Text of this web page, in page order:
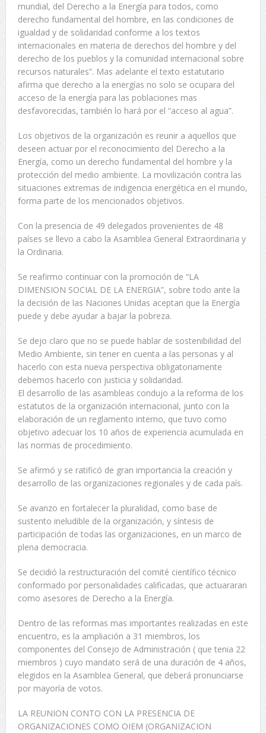
mundial, del Derecho a la Energía para todos, como
derecho fundamental del hombre, en las condiciones de
igualdad y de solidaridad conforme a los textos
internacionales en materia de derechos del hombre y del
derecho de los pueblos y la comunidad internacional sobre
recursos naturales”. Mas adelante el texto estatutario
afirma que derecho a la energías no solo se ocupara del
acceso de la energía para las poblaciones mas
desfavorecidas, también lo hará por el “acceso al agua”.
Los objetivos de la organización es reunir a aquellos que
deseen actuar por el reconocimiento del Derecho a la
Energía, como un derecho fundamental del hombre y la
protección del medio ambiente. La movilización contra las
situaciones extremas de indigencia energética en el mundo,
forma parte de los mencionados objetivos.
Con la presencia de 49 delegados provenientes de 48
países se llevo a cabo la Asamblea General Extraordinaria y
la Ordinaria.
Se reafirmo continuar con la promoción de “LA
DIMENSION SOCIAL DE LA ENERGIA”, sobre todo ante la
la decisión de las Naciones Unidas aceptan que la Energía
puede y debe ayudar a bajar la pobreza.
Se dejo claro que no se puede hablar de sostenibilidad del
Medio Ambiente, sin tener en cuenta a las personas y al
hacerlo con esta nueva perspectiva obligatoriamente
debemos hacerlo con justicia y solidaridad.
El desarrollo de las asambleas condujo a la reforma de los
estatutos de la organización internacional, junto con la
elaboración de un reglamento interno, que tuvo como
objetivo adecuar los 10 años de experiencia acumulada en
las normas de procedimiento.
Se afirmó y se ratificó de gran importancia la creación y
desarrollo de las organizaciones regionales y de cada país.
Se avanzo en fortalecer la pluralidad, como base de
sustento ineludible de la organización, y síntesis de
participación de todas las organizaciones, en un marco de
plena democracia.
Se decidió la restructuración del comité científico técnico
conformado por personalidades calificadas, que actuararan
como asesores de Derecho a la Energía.
Dentro de las reformas mas importantes realizadas en este
encuentro, es la ampliación a 31 miembros, los
componentes del Consejo de Administración ( que tenia 22
miembros ) cuyo mandato será de una duración de 4 años,
elegidos en la Asamblea General, que deberá pronunciarse
por mayoría de votos.
LA REUNION CONTO CON LA PRESENCIA DE
ORGANIZACIONES COMO OIEM (ORGANIZACION